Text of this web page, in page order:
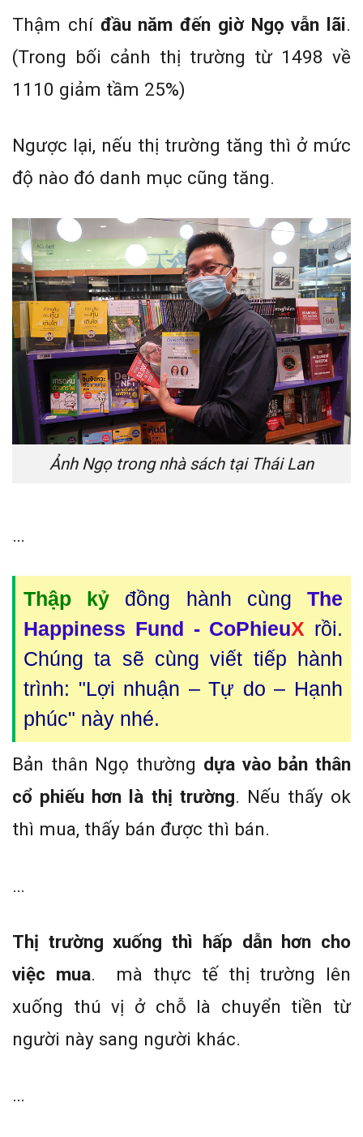
Thậm chí đầu năm đến giờ Ngọ vẫn lãi.
(Trong bối cảnh thị trường từ 1498 về
1110 giảm tầm 25%)
Ngược lại, nếu thị trường tăng thì ở mức
độ nào đó danh mục cũng tăng.
Ảnh Ngọ trong nhà sách tại Thái Lan
…
Thập kỷ đồng hành cùngThe
Happiness Fund - CoPhieuX rồi.
Chúng ta sẽ cùng viết tiếp hành
trình: "Lợi nhuận – Tự do – Hạnh
phúc" này nhé.
Bản thân Ngọ thường dựa vào bản thân
cổ phiếu hơn là thị trường. Nếu thấy ok
thì mua, thấy bán được thì bán.
…
Thị trường xuống thì hấp dẫn hơn cho
việc mua. mà thực tế thị trường lên
xuống thú vị ở chỗ là chuyển tiền từ
người này sang người khác.
…